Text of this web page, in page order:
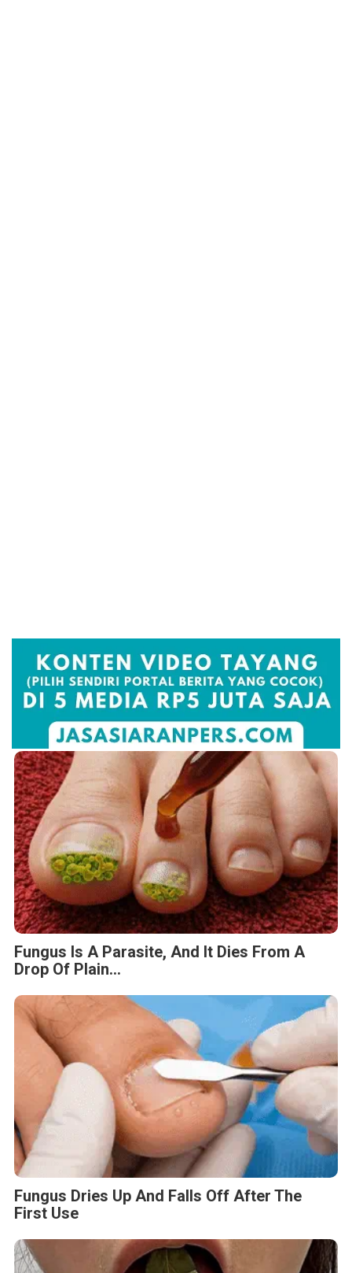
Fungus Is A Parasite, And It Dies From A
Drop Of Plain...
Fungus Dries Up And Falls Off After The
First Use